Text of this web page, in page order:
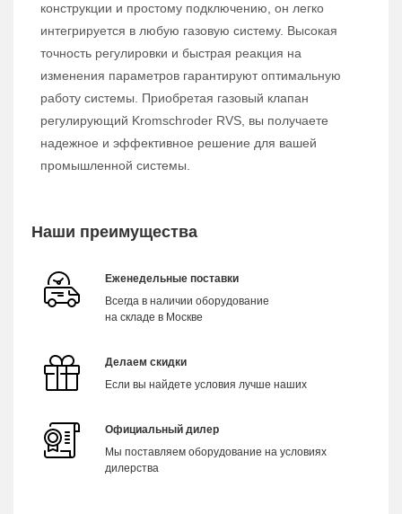
конструкции и простому подключению, он легко
интегрируется в любую газовую систему. Высокая
точность регулировки и быстрая реакция на
изменения параметров гарантируют оптимальную
работу системы. Приобретая газовый клапан
регулирующий Kromschroder RVS, вы получаете
надежное и эффективное решение для вашей
промышленной системы.
Наши преимущества
Еженедельные поставки
Всегда в наличии оборудование
на складе в Москве
Делаем скидки
Если вы найдете условия лучше наших
Официальный дилер
Мы поставляем оборудование на условиях
дилерства